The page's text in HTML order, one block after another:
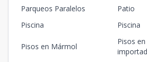
Parqueos Paralelos
Patio
Piscina
Piscina
Pisos en Mármol
Pisos